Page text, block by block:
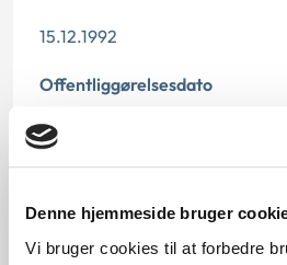
Denne hjemmeside bruger
Vi bruger cookies til at forbedre
15.12.1992
Offentliggørelsesdato
11.07.2013
§ 13 § 4 § 13b § 12 § 43 § 1